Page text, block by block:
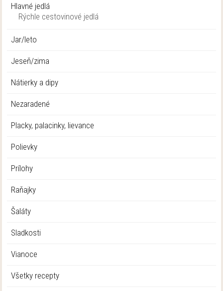
Hlavné jedlá
Rýchle cestovinové jedlá
Jar/leto
Jeseň/zima
Nátierky a dipy
Nezaradené
Placky, palacinky, lievance
Polievky
Prílohy
Raňajky
Šaláty
Sladkosti
Vianoce
Všetky recepty